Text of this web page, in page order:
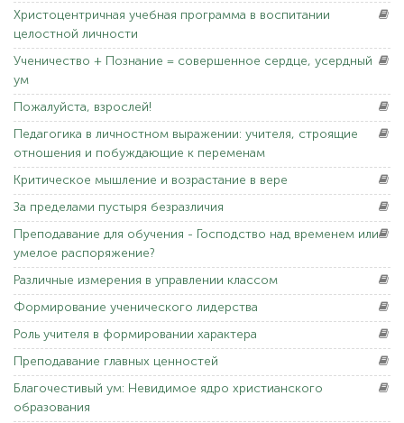
Христоцентричная учебная программа в воспитании
целостной личности
Ученичество + Познание = совершенное сердце, усердный
ум
Пожалуйста, взрослей!
Педагогика в личностном выражении: учителя, строящие
отношения и побуждающие к переменам
Критическое мышление и возрастание в вере
За пределами пустыря безразличия
Преподавание для обучения - Господство над временем или
умелое распоряжение?
Различные измерения в управлении классом
Формирование ученического лидерства
Роль учителя в формировании характера
Преподавание главных ценностей
Благочестивый ум: Невидимое ядро христианского
образования